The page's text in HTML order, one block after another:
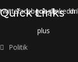
twitterfacebookgoogle-
plus
linkedin
Quick Links
Politik